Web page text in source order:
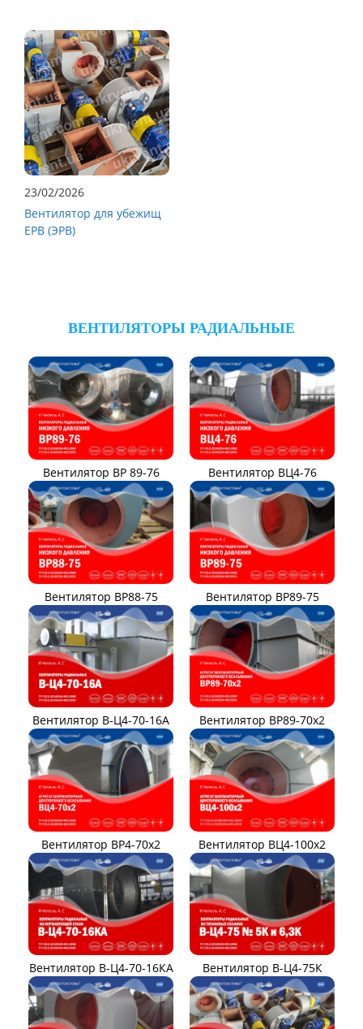
23/02/2026
Вентилятор для убежищ
ЕРВ (ЭРВ)
ВЕНТИЛЯТОРЫ РАДИАЛЬНЫЕ
Вентилятор ВР 89-76 Вентилятор ВЦ4-76
Вентилятор ВР88-75 Вентилятор ВР89-75
Вентилятор В-Ц4-70-16А Вентилятор ВР89-70x2
Вентилятор ВР4-70x2 Вентилятор ВЦ4-100х2
Вентилятор В-Ц4-70-16КА Вентилятор В-Ц4-75К